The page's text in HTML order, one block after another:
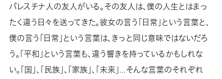
パレスチナ人の友人がいる。その友人は、僕の人生とはまっ
たく違う日々を送ってきた。彼女の言う「日常」という言葉と、
僕の言う「日常」という言葉は、きっと同じ意味ではないだろ
う。「平和」という言葉も、違う響きを持っているかもしれな
い。「国」、「民族」、「家族」、「未来」…そんな言葉のそれぞれ